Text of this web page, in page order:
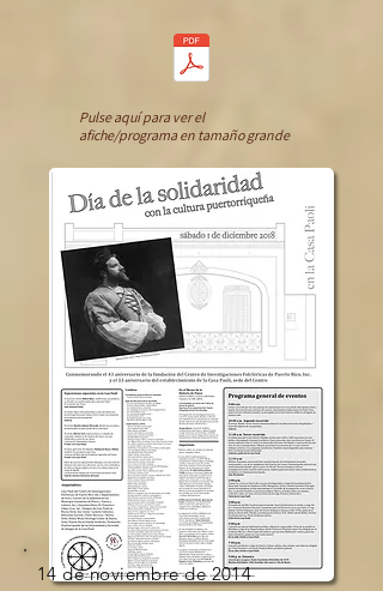
Pulse aquí para ver el
afiche/programa en tamaño grande
14 de noviembre de 2014